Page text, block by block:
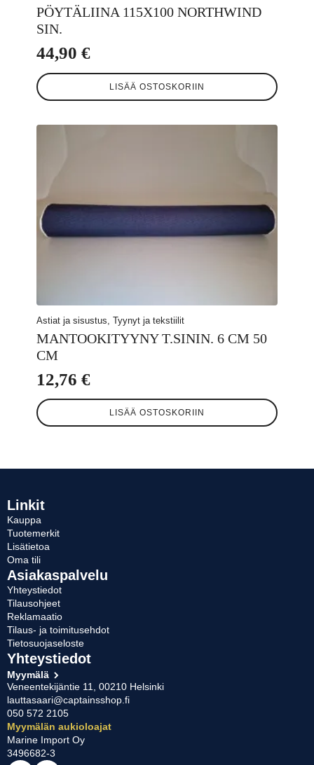
PÖYTÄLIINA 115X100 NORTHWIND
SIN.
44,90 €
LISÄÄ OSTOSKORIIN
Astiat ja sisustus, Tyynyt ja tekstiilit
MANTOOKITYYNY T.SININ. 6 CM 50
CM
12,76 €
LISÄÄ OSTOSKORIIN
Linkit
Kauppa
Tuotemerkit
Lisätietoa
Oma tili
Asiakaspalvelu
Yhteystiedot
Tilausohjeet
Reklamaatio
Tilaus- ja toimitusehdot
Tietosuojaseloste
Yhteystiedot
Myymälä
Veneentekijäntie 11, 00210 Helsinki
lauttasaari@captainsshop.fi
050 572 2105
Myymälän aukioloajat
Marine Import Oy
3496682-3